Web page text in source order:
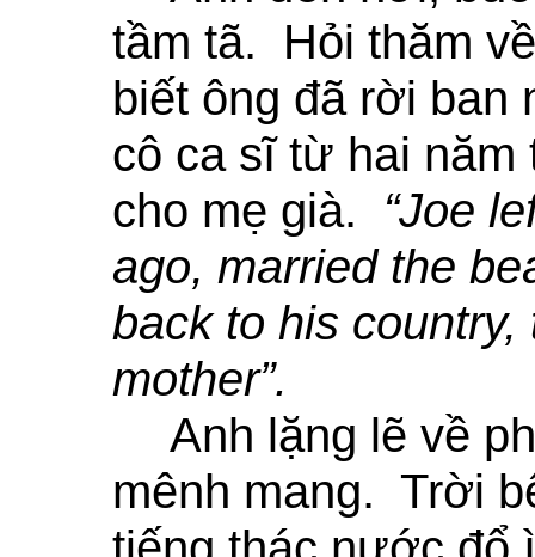
tầm tã. Hỏi thăm
biết ông đã rời ban
cô ca sĩ từ hai
cho mẹ già. “Joe
ago, married the
back to his
mother”.
Anh lặng lẽ về
mênh mang. Trời